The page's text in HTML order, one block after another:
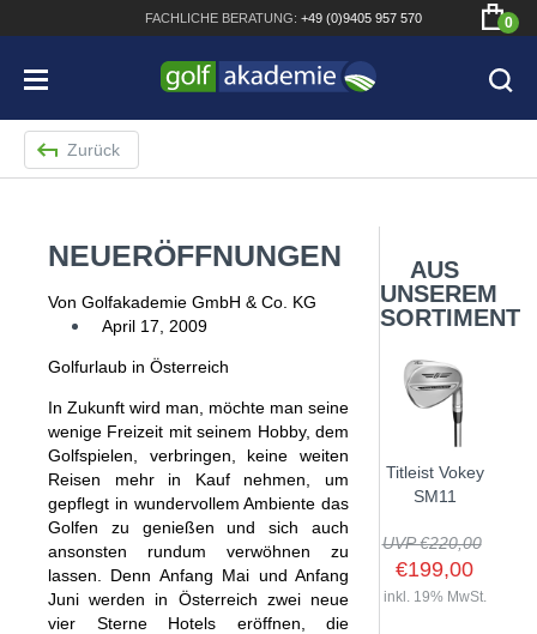
FACHLICHE BERATUNG: +49 (0)9405 957 570 0
Bridgestone JGR Driver 2018
Cobra King F8+ Driver
Zurück
NEUERÖFFNUNGEN
Von Golfakademie GmbH & Co. KG
April 17, 2009
Golfurlaub in Österreich
In Zukunft wird man, möchte man seine
wenige Freizeit mit seinem Hobby, dem
Golfspielen, verbringen, keine weiten
Reisen mehr in Kauf nehmen, um
gepflegt in wundervollem Ambiente das
Golfen zu genießen und sich auch
ansonsten rundum verwöhnen zu
lassen. Denn Anfang Mai und Anfang
Juni werden in Österreich zwei neue
vier Sterne Hotels eröffnen, die
AUS
UNSEREM
SORTIMENT
Titleist Vokey
SM11
UVP €220,00
€199,00
inkl. 19% MwSt.